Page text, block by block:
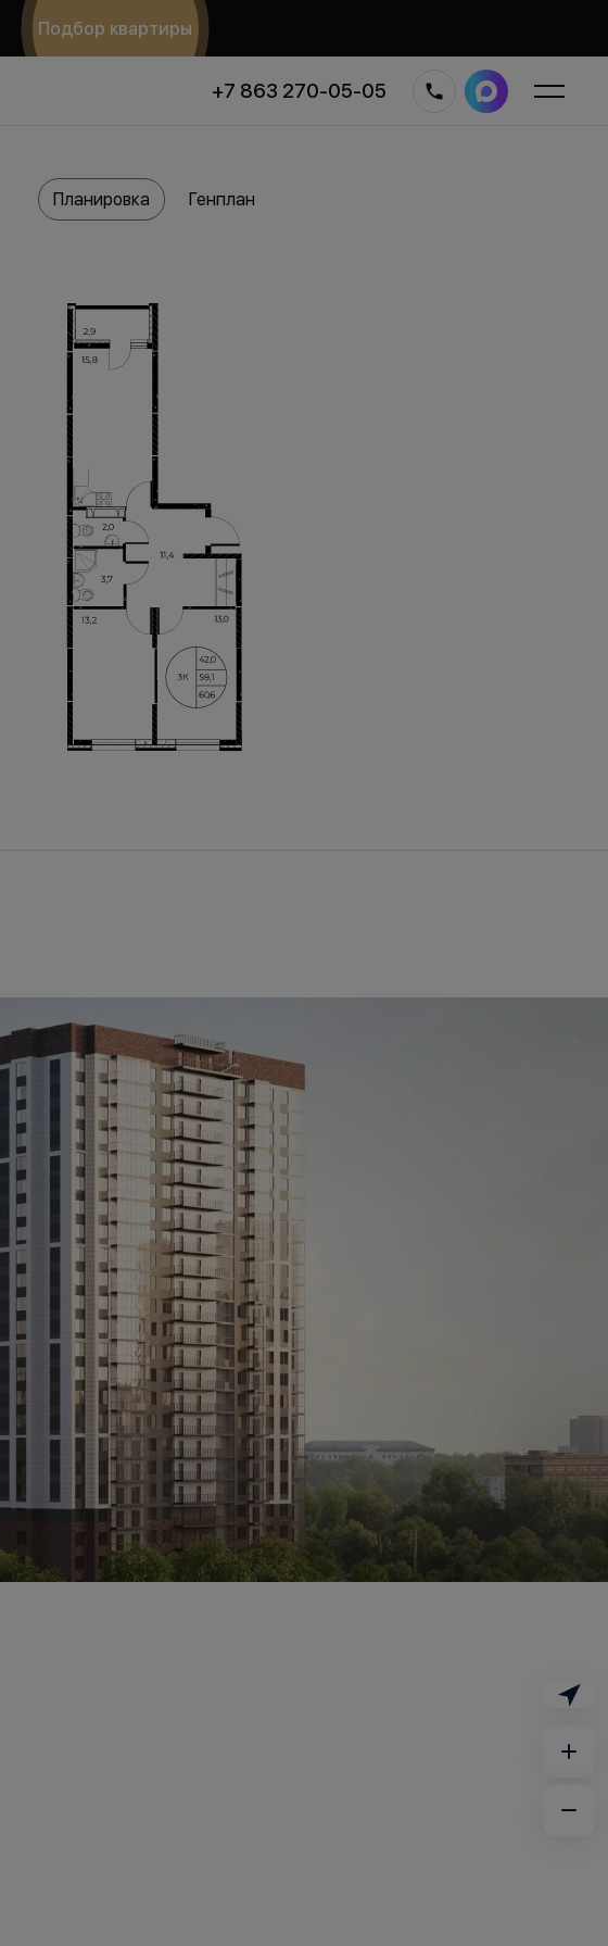
Подбор квартиры
+7 863 270-05-05
Планировка Генплан